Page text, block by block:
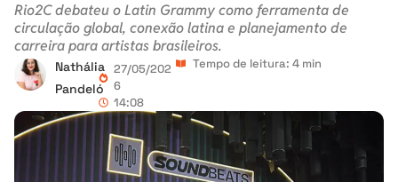
Rio2C debateu o Latin Grammy como ferramenta de
circulação global, conexão latina e planejamento de
carreira para artistas brasileiros.
Nathália
Pandeló
27/05/202
6
14:08
Tempo de leitura: 4 min